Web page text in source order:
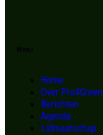
Menu
Home
Over Pro4Green
Berichten
Agenda
Lidmaatschap